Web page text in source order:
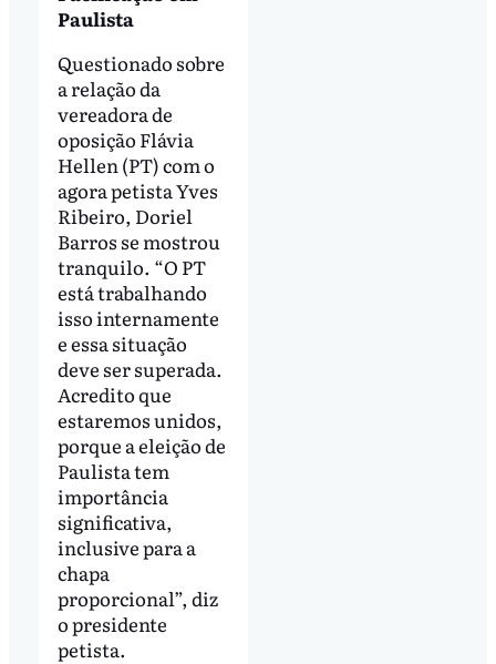
Paulista
Questionado sobre
a relação da
vereadora de
oposição Flávia
Hellen (PT) com o
agora petista Yves
Ribeiro, Doriel
Barros se mostrou
tranquilo. “O PT
está trabalhando
isso internamente
e essa situação
deve ser superada.
Acredito que
estaremos unidos,
porque a eleição de
Paulista tem
importância
significativa,
inclusive para a
chapa
proporcional”, diz
o presidente
petista.